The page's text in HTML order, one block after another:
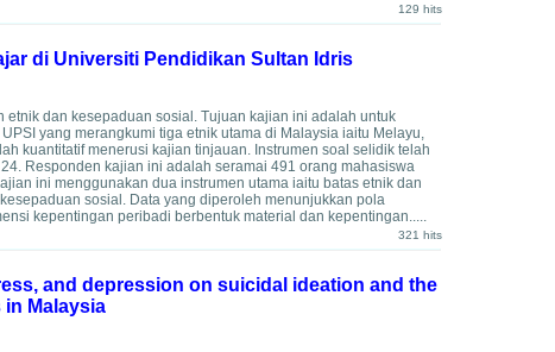
129 hits
di Universiti Pendidikan Sultan Idris
dan kesepaduan sosial. Tujuan kajian ini adalah untuk
yang merangkumi tiga etnik utama di Malaysia iaitu Melayu,
kuantitatif menerusi kajian tinjauan. Instrumen soal selidik telah
Responden kajian ini adalah seramai 491 orang mahasiswa
ini menggunakan dua instrumen utama iaitu batas etnik dan
sosial. Data yang diperoleh menunjukkan pola
kepentingan peribadi berbentuk material dan kepentingan.....
321 hits
and depression on suicidal ideation and the
Malaysia